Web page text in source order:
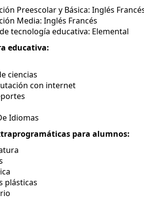
Preescolar y Básica: Inglés
Media: Inglés Francés
tecnología educativa: Elemental
educativa:
ciencias
con internet
Idiomas
para alumnos:
plásticas